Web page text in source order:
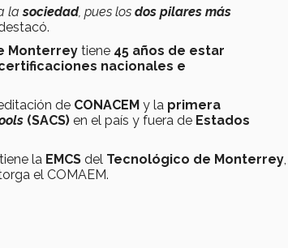
lasociedad, pues los dos pilares más
Monterrey tiene 45 años de estar
nacionales e
de CONACEM y la primera
(SACS) en el país y fuera de Estados
la EMCS del Tecnológico de Monterrey,
el COMAEM.